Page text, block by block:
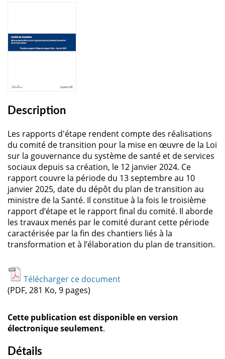
Description
Les rapports d'étape rendent compte des réalisations
du comité de transition pour la mise en œuvre de la Loi
sur la gouvernance du système de santé et de services
sociaux depuis sa création, le 12 janvier 2024. Ce
rapport couvre la période du 13 septembre au 10
janvier 2025, date du dépôt du plan de transition au
ministre de la Santé. Il constitue à la fois le troisième
rapport d’étape et le rapport final du comité. Il aborde
les travaux menés par le comité durant cette période
caractérisée par la fin des chantiers liés à la
transformation et à l’élaboration du plan de transition.
Télécharger ce document
(PDF, 281 Ko, 9 pages)
Cette publication est disponible en version
électronique seulement.
Détails